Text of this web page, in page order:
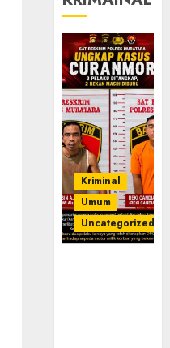
Kriminal
Umum
Uncategorized